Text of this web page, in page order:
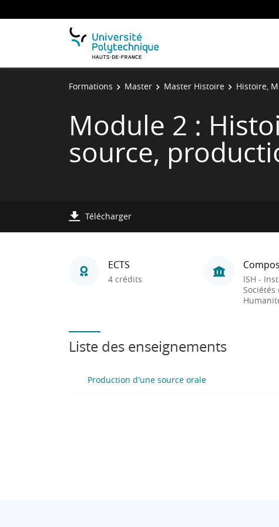
Formations Master Master Histoire Histoire,
Module 2 :
source,
Télécharger
ECTS
4 crédits
ISH -
Sociétés
Liste des enseignements
Production d'une source orale